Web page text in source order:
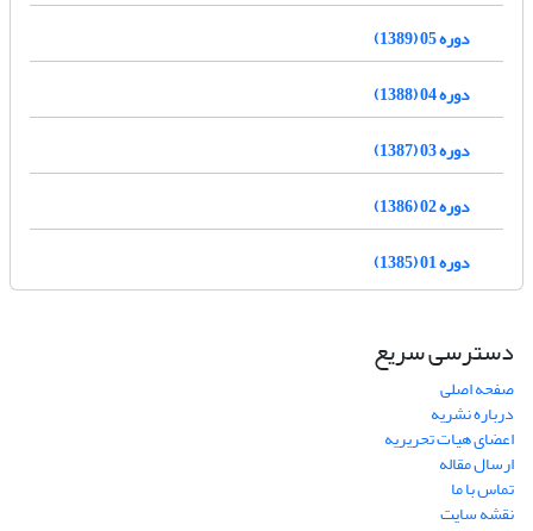
دوره 05 (1389)
دوره 04 (1388)
دوره 03 (1387)
دوره 02 (1386)
دوره 01 (1385)
دسترسی سریع
صفحه اصلی
درباره نشریه
اعضای هیات تحریریه
ارسال مقاله
تماس با ما
نقشه سایت